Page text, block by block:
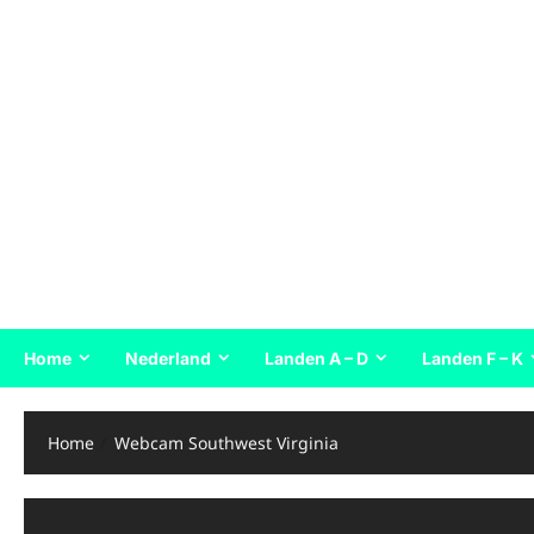
Home Nederland Landen A – D Landen F – K
Home Webcam Southwest Virginia